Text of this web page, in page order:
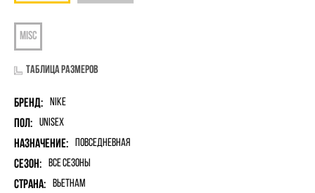
Таблица размеров
Бренд: Nike
Пол: unisex
Назначение: Повседневная
Сезон: Все сезоны
Страна: Вьетнам